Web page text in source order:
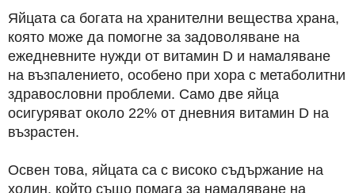
Яйцата са богата на хранителни вещества храна,
която може да помогне за задоволяване на
ежедневните нужди от витамин D и намаляване
на възпалението, особено при хора с метаболитни
здравословни проблеми. Само две яйца
осигуряват около 22% от дневния витамин D на
възрастен.
Освен това, яйцата са с високо съдържание на
холин, който също помага за намаляване на